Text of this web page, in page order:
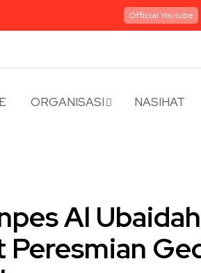
Official Youtube
ORGANISASI NASIHAT
Al
Peresmian